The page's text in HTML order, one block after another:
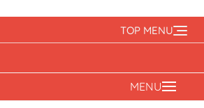
TOP MENU
MENU